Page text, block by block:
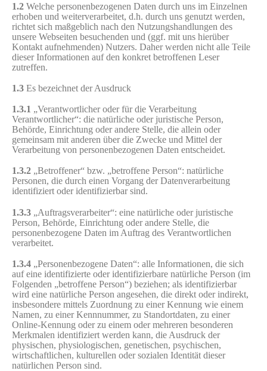
1.2 Welche personenbezogenen Daten durch uns im Einzelnen
erhoben und weiterverarbeitet, d.h. durch uns genutzt werden,
richtet sich maßgeblich nach den Nutzungshandlungen des
unsere Webseiten besuchenden und (ggf. mit uns hierüber
Kontakt aufnehmenden) Nutzers. Daher werden nicht alle Teile
dieser Informationen auf den konkret betroffenen Leser
zutreffen.
1.3 Es bezeichnet der Ausdruck
1.3.1 „Verantwortlicher oder für die Verarbeitung
Verantwortlicher“: die natürliche oder juristische Person,
Behörde, Einrichtung oder andere Stelle, die allein oder
gemeinsam mit anderen über die Zwecke und Mittel der
Verarbeitung von personenbezogenen Daten entscheidet.
1.3.2 „Betroffener“ bzw. „betroffene Person“: natürliche
Personen, die durch einen Vorgang der Datenverarbeitung
identifiziert oder identifizierbar sind.
1.3.3 „Auftragsverarbeiter“: eine natürliche oder juristische
Person, Behörde, Einrichtung oder andere Stelle, die
personenbezogene Daten im Auftrag des Verantwortlichen
verarbeitet.
1.3.4 „Personenbezogene Daten“: alle Informationen, die sich
auf eine identifizierte oder identifizierbare natürliche Person (im
Folgenden „betroffene Person“) beziehen; als identifizierbar
wird eine natürliche Person angesehen, die direkt oder indirekt,
insbesondere mittels Zuordnung zu einer Kennung wie einem
Namen, zu einer Kennnummer, zu Standortdaten, zu einer
Online-Kennung oder zu einem oder mehreren besonderen
Merkmalen identifiziert werden kann, die Ausdruck der
physischen, physiologischen, genetischen, psychischen,
wirtschaftlichen, kulturellen oder sozialen Identität dieser
natürlichen Person sind.